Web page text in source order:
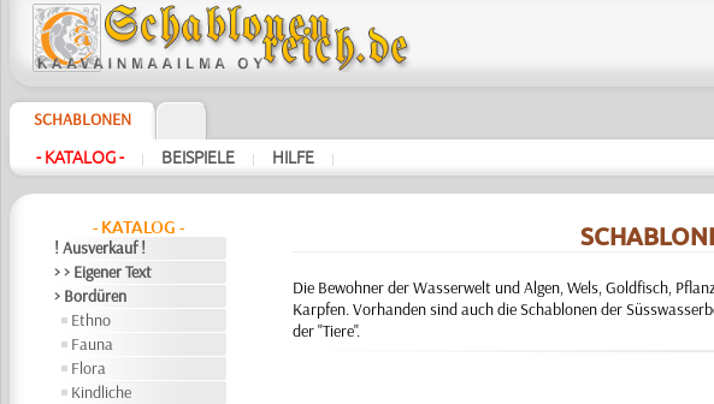
SCHABLONEN
- KATALOG - | BEISPIELE | HILFE |
- KATALOG -
! Ausverkauf !
> > Eigener Text
> Bordüren
Ethno
Fauna
Flora
Kindliche
Die Bewohner der Wasserwelt und Algen, Wels, Goldfisch,
Karpfen. Vorhanden sind auch die Schablonen der
der "Tiere".